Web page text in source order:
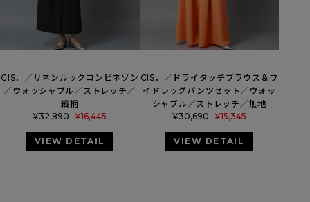
CIS．／リネンルックコンビネゾン
／ウォッシャブル／ストレッチ／
織柄
¥32,890 ¥16,445
VIEW DETAIL
CIS．／ドライタッチブラウス＆ワ
イドレッグパンツセット／ウォッ
シャブル／ストレッチ／無地
¥30,690 ¥15,345
VIEW DETAIL